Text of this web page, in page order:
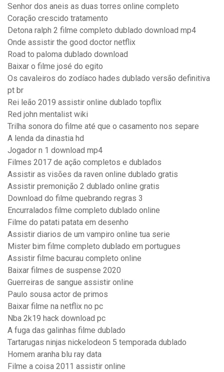
Senhor dos aneis as duas torres online completo
Coração crescido tratamento
Detona ralph 2 filme completo dublado download mp4
Onde assistir the good doctor netflix
Road to paloma dublado download
Baixar o filme josé do egito
Os cavaleiros do zodíaco hades dublado versão definitiva
pt br
Rei leão 2019 assistir online dublado topflix
Red john mentalist wiki
Trilha sonora do filme até que o casamento nos separe
A lenda da dinastia hd
Jogador n 1 download mp4
Filmes 2017 de ação completos e dublados
Assistir as visões da raven online dublado gratis
Assistir premonição 2 dublado online gratis
Download do filme quebrando regras 3
Encurralados filme completo dublado online
Filme do patati patata em desenho
Assistir diarios de um vampiro online tua serie
Mister bim filme completo dublado em portugues
Assistir filme bacurau completo online
Baixar filmes de suspense 2020
Guerreiras de sangue assistir online
Paulo sousa actor de primos
Baixar filme na netflix no pc
Nba 2k19 hack download pc
A fuga das galinhas filme dublado
Tartarugas ninjas nickelodeon 5 temporada dublado
Homem aranha blu ray data
Filme a coisa 2011 assistir online